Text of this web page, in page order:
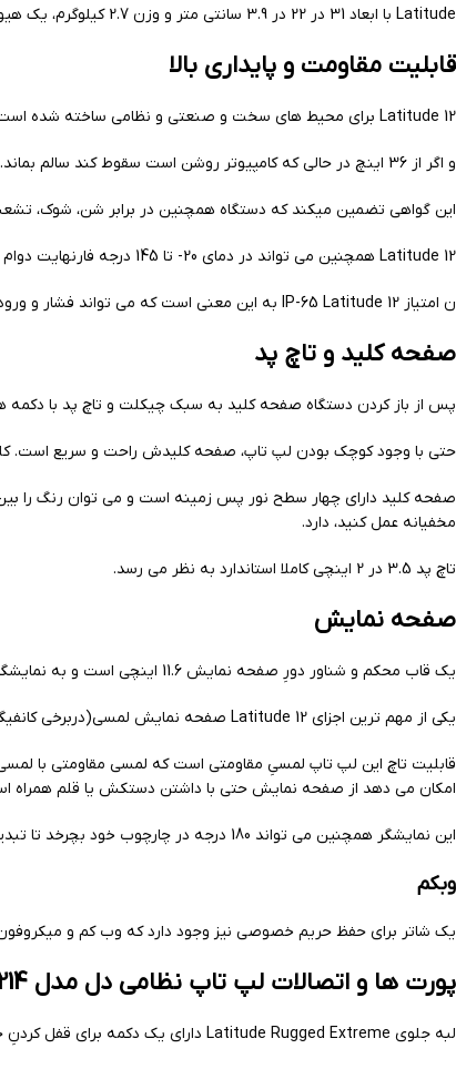
Latitude با ابعاد 31 در 22 در 3.9 سانتی متر و وزن 2.7 کیلوگرم، یک هیولاییه برای خودش و تقریباً از هر لپ‌تاپ 11.6 اینچی دیگری که دیده‌اید بزرگ‌تر و سنگین تر است.
قابلیت مقاومت و پایداری بالا
Latitude 12 برای محیط های سخت و صنعتی و نظامی ساخته شده است و دارای رتبه نظامی 810G است که گواهی می دهد که اگر دستگاه در حالت خاموش از 72 اینچ سقوط کند، سالم بماند.
و اگر از 36 اینچ در حالی که کامپیوتر روشن است سقوط کند سالم بماند.
این گواهی تضمین میکند که دستگاه همچنین در برابر شن، شوک،
Latitude 12 همچنین می تواند در دمای 20- تا 145 درجه فارنهایت دوام بیاورد و دارای یک امتیاز اضافی و استاندارد نظامی 461F برای محافظت از تداخل الکترومغناطیسی است.
ن امتیاز IP-65 Latitude 12 به این معنی است که می تواند فشار و ورود آب قوی را از هر زاویه ای بدون آسیب تحمل کند و در برابر گرد و غبار مصونیت کامل دارد.
صفحه کلید و تاچ پد
پس از باز کردن دستگاه صفحه کلید به سبک چیکلت و تاچ پد با دکمه
حتی با وجود کوچک بودن لپ تاپ، صفحه کلیدش راحت و سریع است. کلیدها دارای عمق 1.7 میلی متری استاندارد با
صفحه کلید دارای چهار سطح نور پس زمینه است و می توان رنگ را
مخفیانه عمل کنید، دارد.
تاچ پد 3.5 در 2 اینچی کاملا استاندارد به نظر می رسد.
صفحه نمایش
یک قاب محکم و شناور دورِ صفحه نمایش 11.6 اینچی است و به نمایشگر امکان می‌دهد که تا 180 درجه بچرخد. با چرخاندن صفحه و بستن Latitude 12 را میتوانید به یک تبلت محکم یا یک لپ تاپ محکم تبدیل کنید.
یکی از مهم ترین اجزای Latitude 12 صفحه نمایش لمسی(دربرخی کانفیگها) مقاوم 11.6 اینچی (با رزولوشن 1366 در 768 پیکسل) این لپ تاپ است.
قابلیت تاچ این لپ تاپ لمسیِ مقاومتی است که لمسی مقاومتی با
امکان می دهد از صفحه نمایش حتی با داشتن دستکش یا قلم همراه
این نمایشگر همچنین می تواند 180 درجه در چارچوب خود بچرخد تا تبدیل به یک تبلت فوق العاده مقاوم شود.
وبکم
یک شاتر برای حفظ حریم خصوصی نیز وجود دارد که وب کم و
پورت ها و اتصالات لپ تاپ نظامی دل مدل Latitude 7214
لبه جلوی Latitude Rugged Extreme دارای یک دکمه برای قفل کردنِ حالتِ چرخش صفحه در کنار دو دکمه‌ی تنظیم صدا است.